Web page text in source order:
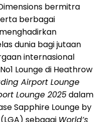
bermitra
berbagai
dunia bagi jutaan
internasional
Lounge di Heathrow
Airport Lounge
Lounge 2025dalam
Sapphire Lounge by
(LGA) sebagai World’s